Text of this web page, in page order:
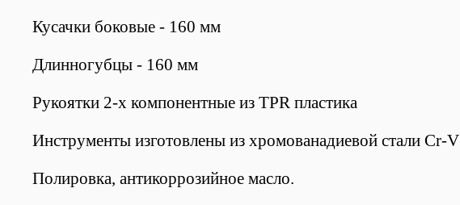
Кусачки боковые - 160 мм
Длинногубцы - 160 мм
Рукоятки 2-х компонентные из TPR пластика
Инструменты изготовлены из хромованадиевой стали Cr-V
Полировка, антикоррозийное масло.